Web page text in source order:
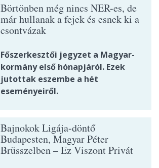
Börtönben még nincs NER-es, de
már hullanak a fejek és esnek ki a
csontvázak
Főszerkesztői jegyzet a Magyar-
kormány első hónapjáról. Ezek
jutottak eszembe a hét
eseményeiről.
Bajnokok Ligája-döntő
Budapesten, Magyar Péter
Brüsszelben – Ez Viszont Privát